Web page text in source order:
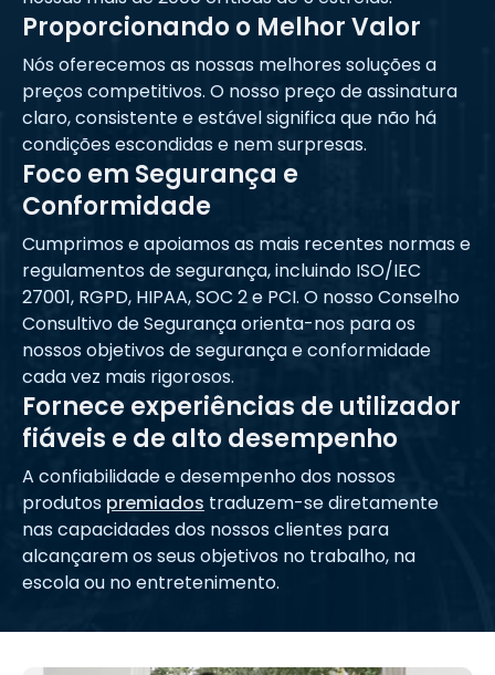
Proporcionando o Melhor Valor
Nós oferecemos as nossas melhores soluções a
preços competitivos. O nosso preço de assinatura
claro, consistente e estável significa que não há
condições escondidas e nem surpresas.
Foco em Segurança e
Conformidade
Cumprimos e apoiamos as mais recentes normas e
regulamentos de segurança, incluindo ISO/IEC
27001, RGPD, HIPAA, SOC 2 e PCI. O nosso Conselho
Consultivo de Segurança orienta-nos para os
nossos objetivos de segurança e conformidade
cada vez mais rigorosos.
Fornece experiências de utilizador
fiáveis e de alto desempenho
A confiabilidade e desempenho dos nossos
produtos premiados traduzem-se diretamente
nas capacidades dos nossos clientes para
alcançarem os seus objetivos no trabalho, na
escola ou no entretenimento.